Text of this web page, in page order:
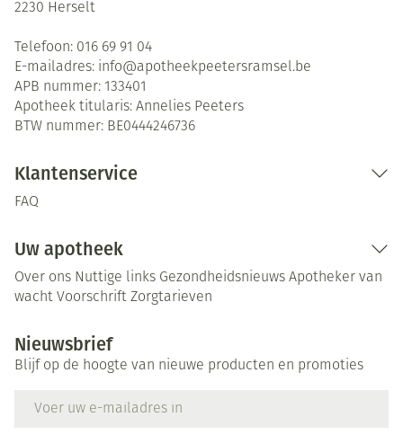
2230 Herselt
Telefoon: 016 69 91 04
E-mailadres: info@apotheekpeetersramsel.be
APB nummer: 133401
Apotheek titularis: Annelies Peeters
BTW nummer: BE0444246736
Klantenservice
FAQ
Uw apotheek
Over ons Nuttige links Gezondheidsnieuws Apotheker van
wacht Voorschrift Zorgtarieven
Nieuwsbrief
Blijf op de hoogte van nieuwe producten en promoties